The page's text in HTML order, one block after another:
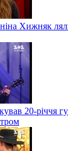
Хижняк
20-річчя